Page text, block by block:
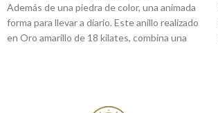
Además de una piedra de color, una animada
forma para llevar a diario. Este anillo realizado
en Oro amarillo de 18 kilates, combina una